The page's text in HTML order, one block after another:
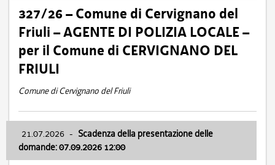
327/26 – Comune di Cervignano del
Friuli – AGENTE DI POLIZIA LOCALE –
per il Comune di CERVIGNANO DEL
FRIULI
Comune di Cervignano del Friuli
21.07.2026 - Scadenza della presentazione delle
domande: 07.09.2026 12:00